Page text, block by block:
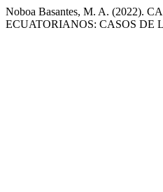
Noboa Basantes, M. A. (2022).
ECUATORIANOS: CASOS DE